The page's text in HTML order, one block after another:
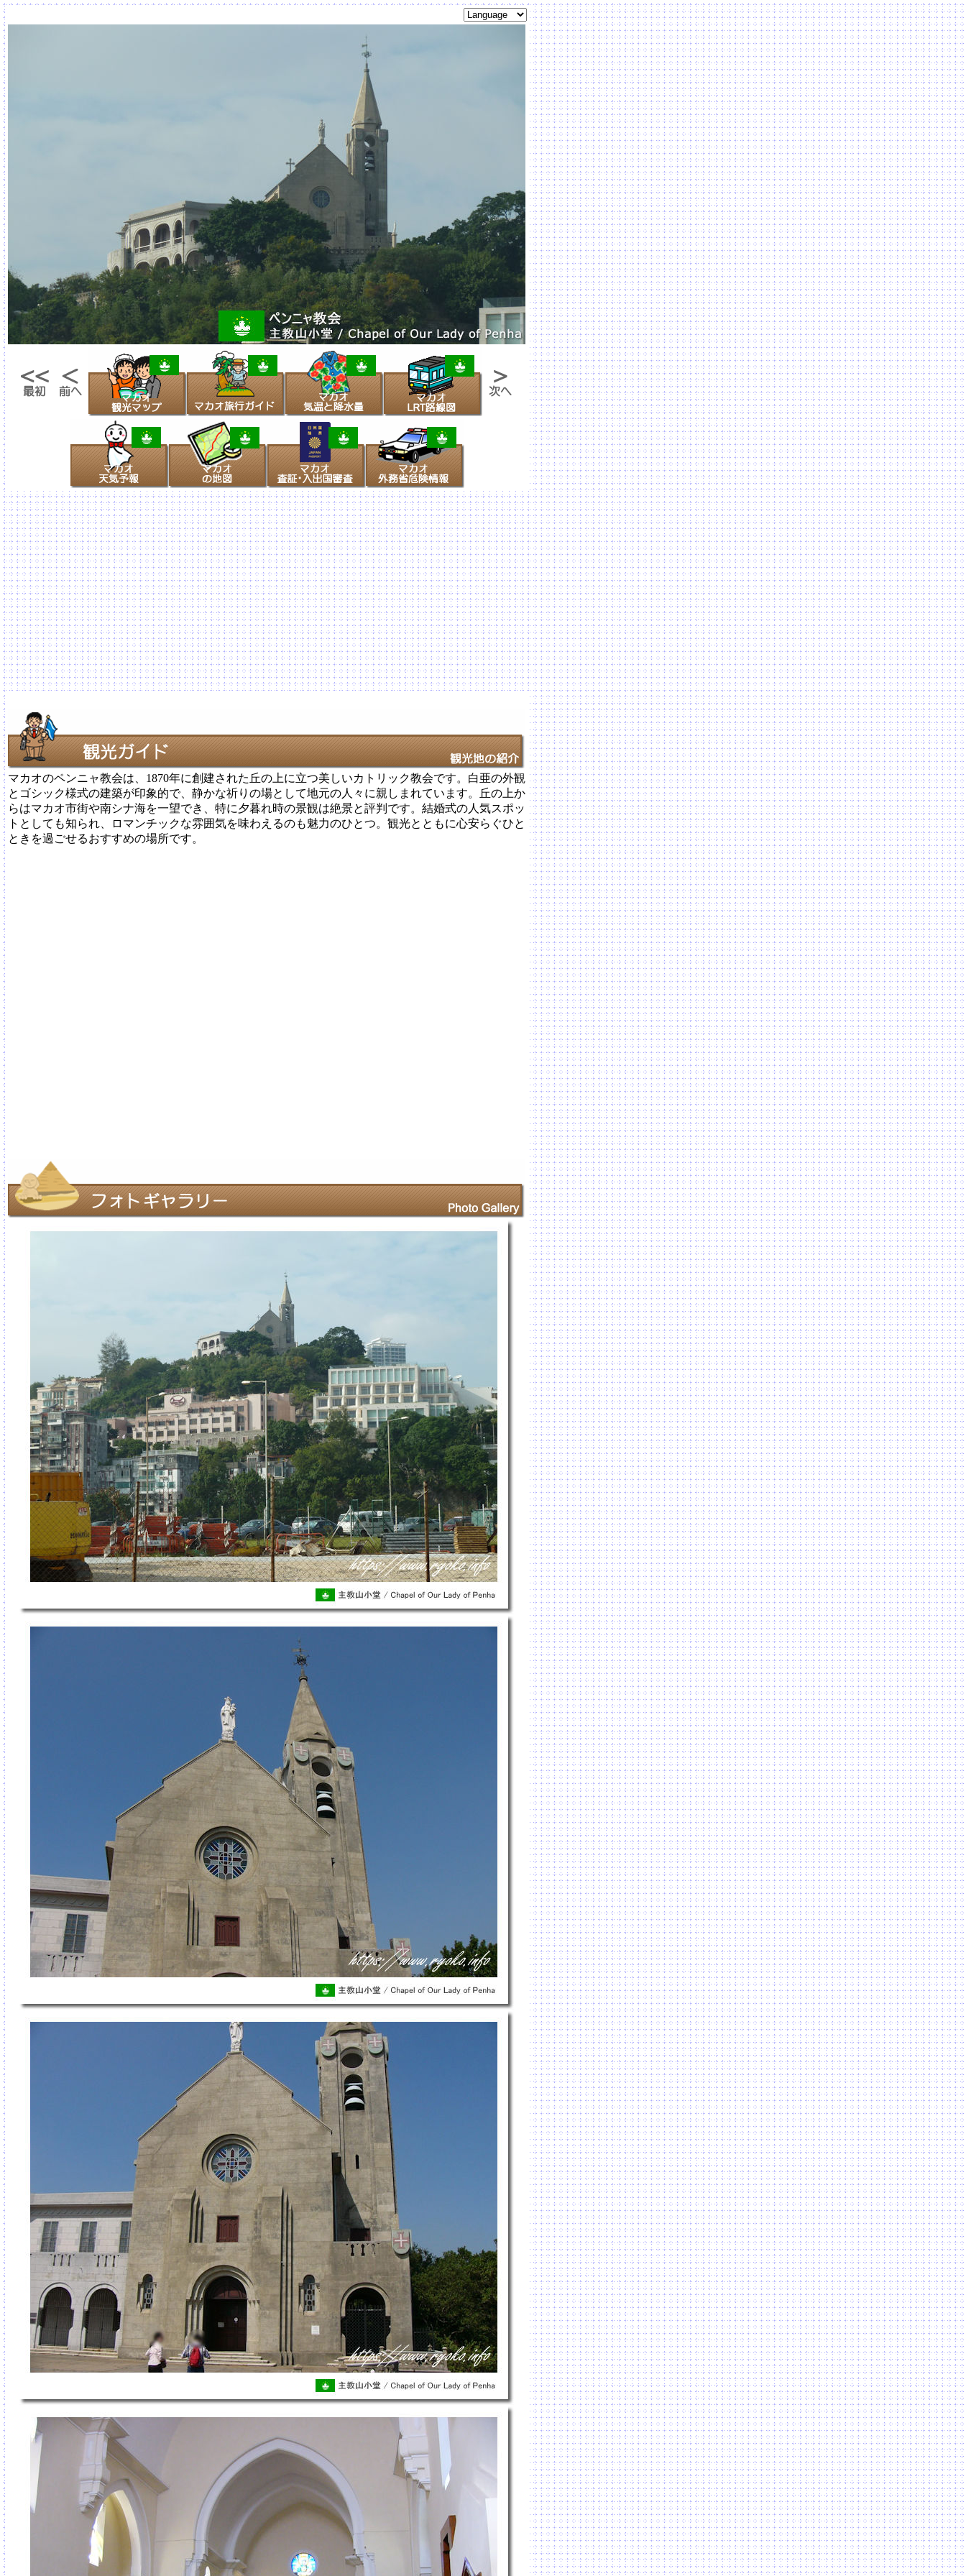
マカオのペンニャ教会は、1870年に創建された丘の上に立つ美しいカトリック教会です。白亜の外観
とゴシック様式の建築が印象的で、静かな祈りの場として地元の人々に親しまれています。丘の上か
らはマカオ市街や南シナ海を一望でき、特に夕暮れ時の景観は絶景と評判です。結婚式の人気スポッ
トとしても知られ、ロマンチックな雰囲気を味わえるのも魅力のひとつ。観光とともに心安らぐひと
ときを過ごせるおすすめの場所です。